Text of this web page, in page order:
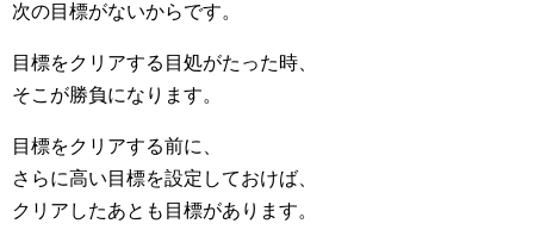
次の目標がないからです。
目標をクリアする目処がたった時、
そこが勝負になります。
目標をクリアする前に、
さらに高い目標を設定しておけば、
クリアしたあとも目標があります。